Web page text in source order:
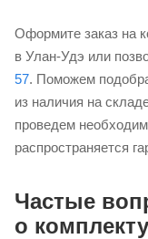
Оформите заказ на
в Улан-Удэ или
57. Поможем
из наличия на
проведем
распространяется
Частые
о